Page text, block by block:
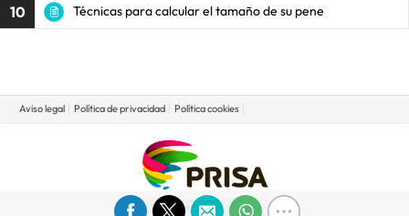
10 Técnicas para calcular el tamaño de su pene
Aviso legal Política de privacidad Política cookies